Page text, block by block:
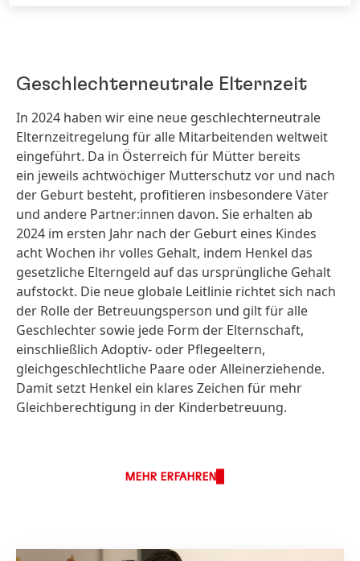
Geschlechterneutrale Elternzeit
In 2024 haben wir eine neue geschlechterneutrale
Elternzeitregelung für alle Mitarbeitenden weltweit
eingeführt. Da in Österreich für Mütter bereits
ein jeweils achtwöchiger Mutterschutz vor und nach
der Geburt besteht, profitieren insbesondere Väter
und andere Partner:innen davon. Sie erhalten ab
2024 im ersten Jahr nach der Geburt eines Kindes
acht Wochen ihr volles Gehalt, indem Henkel das
gesetzliche Elterngeld auf das ursprüngliche Gehalt
aufstockt. Die neue globale Leitlinie richtet sich nach
der Rolle der Betreuungsperson und gilt für alle
Geschlechter sowie jede Form der Elternschaft,
einschließlich Adoptiv- oder Pflegeeltern,
gleichgeschlechtliche Paare oder Alleinerziehende.
Damit setzt Henkel ein klares Zeichen für mehr
Gleichberechtigung in der Kinderbetreuung.
MEHR ERFAHREN